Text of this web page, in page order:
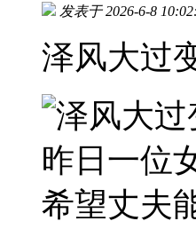
发表于 2026-6-8
泽风大过
昨日一位
希望丈夫